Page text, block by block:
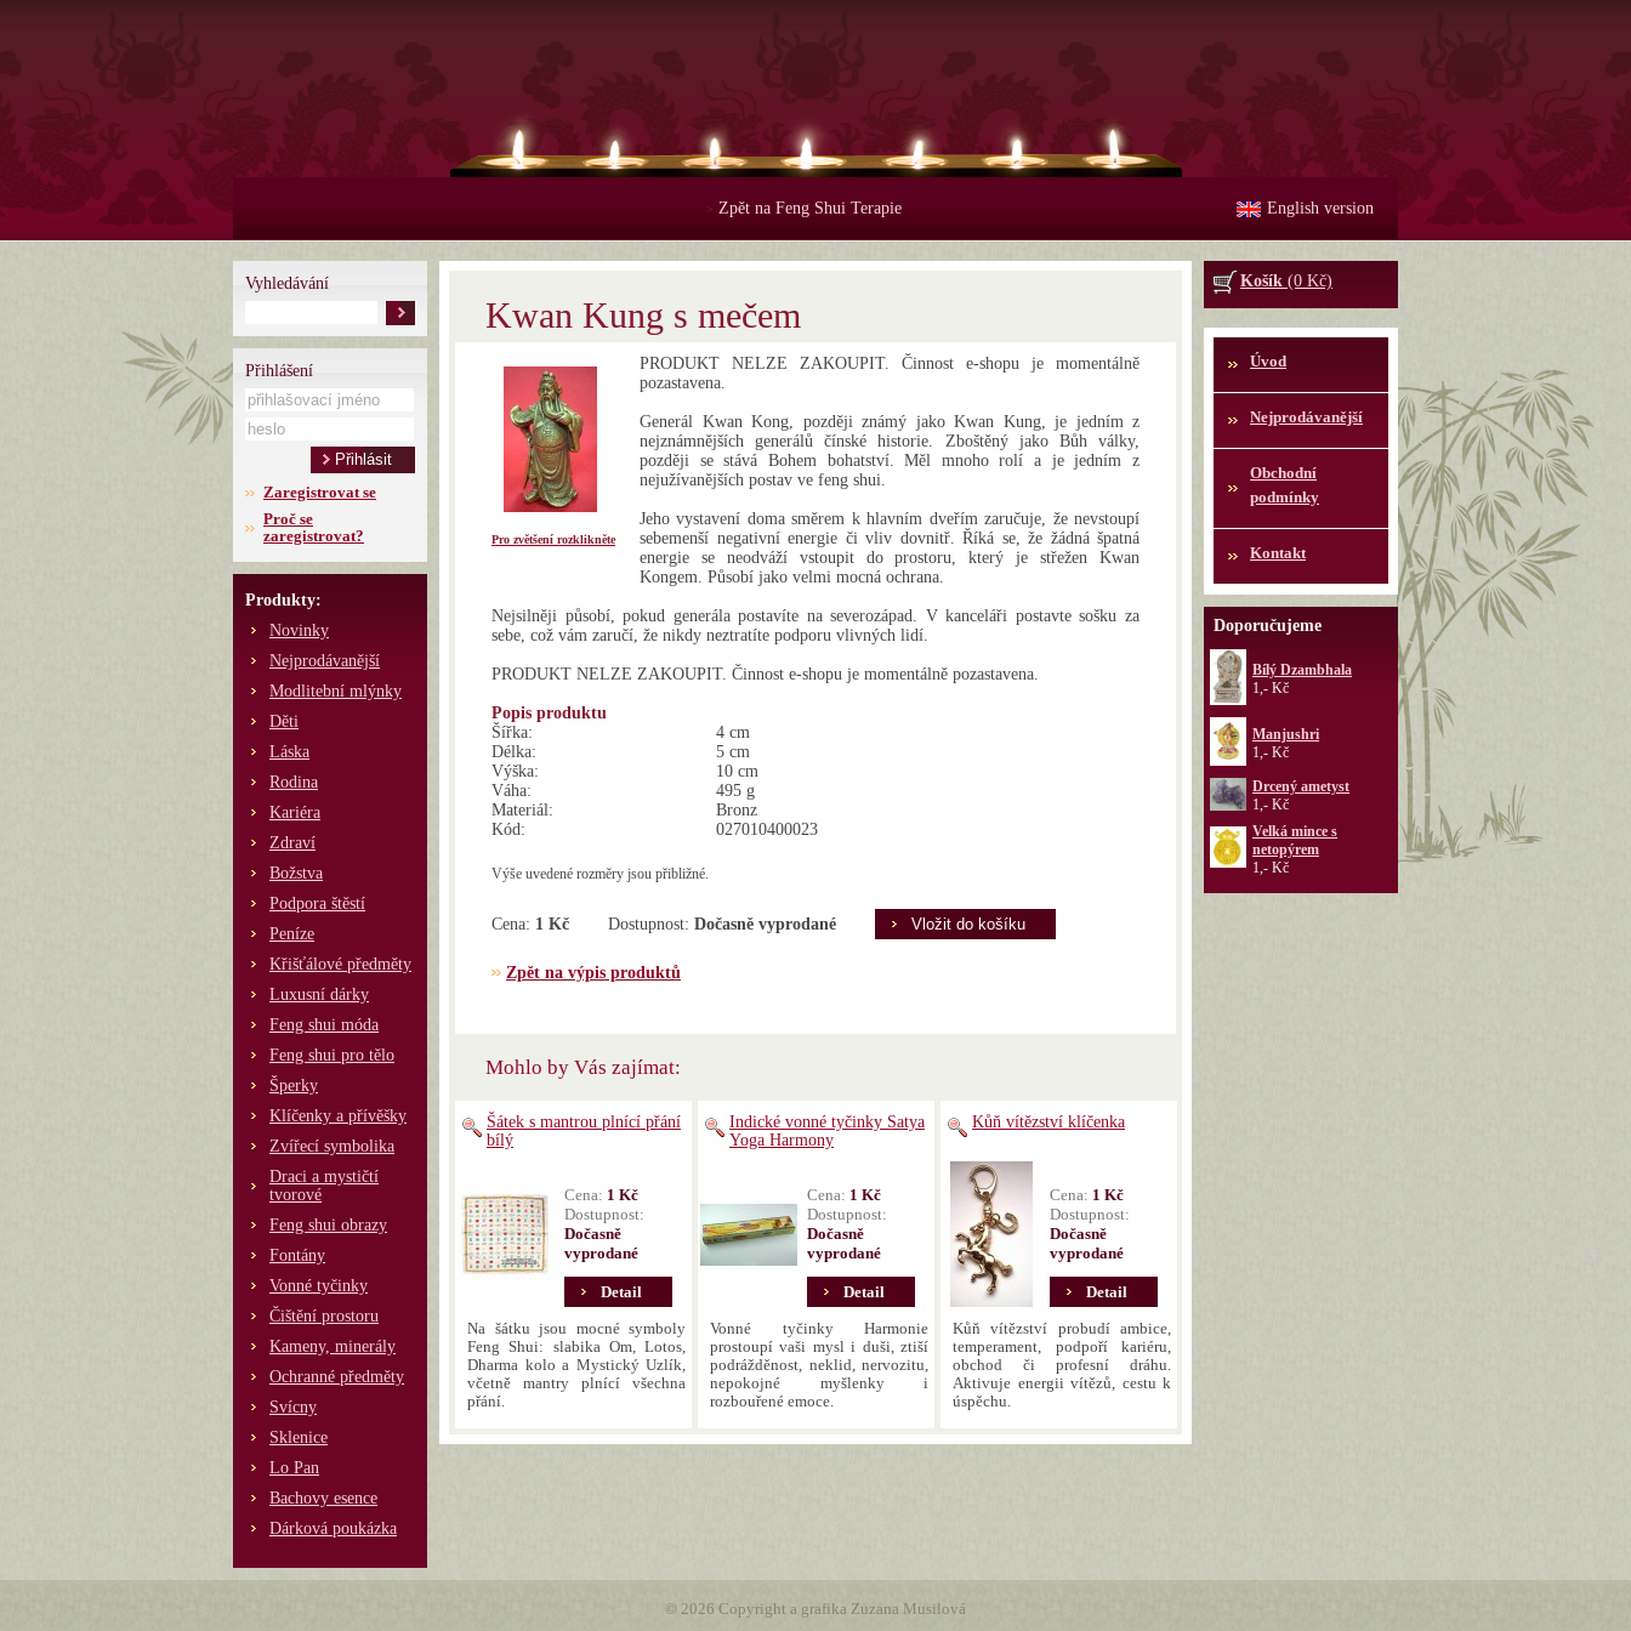
English version
> Zpět na Feng Shui Terapie
Vyhledávání
Přihlášení
Zaregistrovat se
Proč se
zaregistrovat?
Produkty:
Novinky
Nejprodávanější
Modlitební mlýnky
Děti
Láska
Rodina
Kariéra
Zdraví
Božstva
Podpora štěstí
Peníze
Křišťálové předměty
Luxusní dárky
Feng shui móda
Feng shui pro tělo
Šperky
Klíčenky a přívěšky
Zvířecí symbolika
Draci a mystičtí
tvorové
Feng shui obrazy
Fontány
Vonné tyčinky
Čištění prostoru
Kameny, minerály
Ochranné předměty
Svícny
Sklenice
Lo Pan
Bachovy esence
Dárková poukázka
Kwan Kung s mečem
Pro zvětšení rozklikněte
PRODUKT NELZE ZAKOUPIT. Činnost e-shopu je momentálně
pozastavena.
Generál Kwan Kong, později známý jako Kwan Kung, je jedním z
nejznámnějších generálů čínské historie. Zboštěný jako Bůh války,
později se stává Bohem bohatství. Měl mnoho rolí a je jedním z
nejužívanějších postav ve feng shui.
Jeho vystavení doma směrem k hlavním dveřím zaručuje, že nevstoupí
sebemenší negativní energie či vliv dovnitř. Říká se, že žádná špatná
energie se neodváží vstoupit do prostoru, který je střežen Kwan
Kongem. Působí jako velmi mocná ochrana.
Nejsilněji působí, pokud generála postavíte na severozápad. V kanceláři postavte sošku za
sebe, což vám zaručí, že nikdy neztratíte podporu vlivných lidí.
PRODUKT NELZE ZAKOUPIT. Činnost e-shopu je momentálně pozastavena.
Popis produktu
Šířka:
4 cm
Délka:
5 cm
Výška:
10 cm
Váha:
495 g
Materiál:
Bronz
Kód:
027010400023
Výše uvedené rozměry jsou přibližné.
Cena: 1 Kč Dostupnost: Dočasně vyprodané
Zpět na výpis produktů
Mohlo by Vás zajímat:
Šátek s mantrou plnící přání
bílý
Cena: 1 Kč
Dostupnost:
Dočasně
vyprodané
Detail
Na šátku jsou mocné symboly
Feng Shui: slabika Om, Lotos,
Dharma kolo a Mystický Uzlík,
včetně mantry plnící všechna
přání.
Indické vonné tyčinky Satya
Yoga Harmony
Cena: 1 Kč
Dostupnost:
Dočasně
vyprodané
Detail
Vonné tyčinky Harmonie
prostoupí vaši mysl i duši, ztiší
podrážděnost, neklid, nervozitu,
nepokojné myšlenky i
rozbouřené emoce.
Kůň vítězství klíčenka
Cena: 1 Kč
Dostupnost:
Dočasně
vyprodané
Detail
Kůň vítězství probudí ambice,
temperament, podpoří kariéru,
obchod či profesní dráhu.
Aktivuje energii vítězů, cestu k
úspěchu.
Košík (0 Kč)
Úvod
Nejprodávanější
Obchodní
podmínky
Kontakt
Doporučujeme
Bílý Dzambhala
1,- Kč
Manjushri
1,- Kč
Drcený ametyst
1,- Kč
Velká mince s
netopýrem
1,- Kč
© 2026 Copyright a grafika Zuzana Musilová